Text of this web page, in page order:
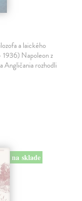
a laického
Napoleon z
Angličania rozhodli
na sklade